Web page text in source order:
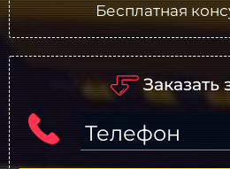
Бесплатная
Заказать
Телефон